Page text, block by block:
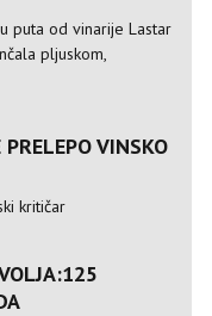
puta od vinarije Lastar
pljuskom,
PRELEPO VINSKO
kritičar